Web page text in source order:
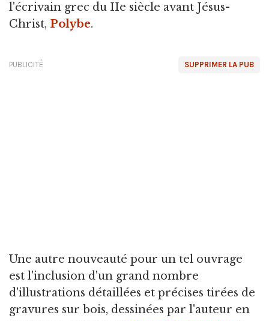
l'écrivain grec du IIe siècle avant Jésus-
Christ, Polybe.
SUPPRIMER LA PUB
PUBLICITÉ
Une autre nouveauté pour un tel ouvrage
est l'inclusion d'un grand nombre
d'illustrations détaillées et précises tirées de
gravures sur bois, dessinées par l'auteur en